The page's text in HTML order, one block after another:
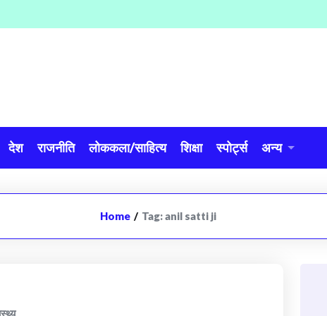
देश राजनीति लोककला/साहित्य शिक्षा स्पोर्ट्स अन्य
Home / Tag:anil satti ji